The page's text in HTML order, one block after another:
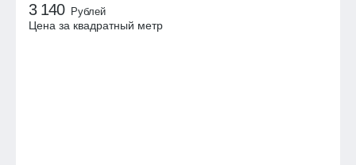
3 140 Рублей
Цена за квадратный метр